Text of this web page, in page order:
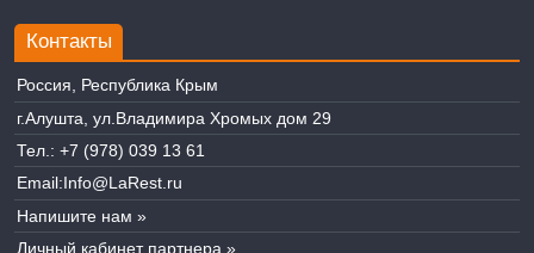
Контакты
Россия, Республика Крым
г.Алушта, ул.Владимира Хромых дом 29
Тел.: +7 (978) 039 13 61
Email:Info@LaRest.ru
Напишите нам »
Личный кабинет партнера »